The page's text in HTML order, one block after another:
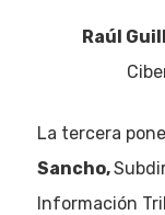
Raúl
La tercera
Sancho,
Información